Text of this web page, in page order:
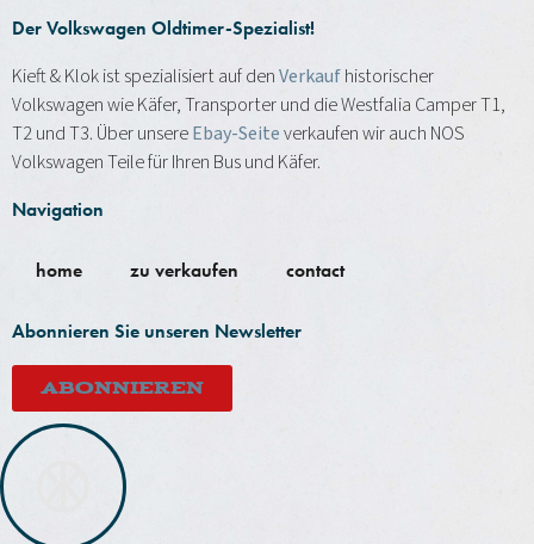
Der Volkswagen Oldtimer-Spezialist!
Kieft & Klok ist spezialisiert auf denVerkaufhistorischer
Volkswagen wie Käfer, Transporter und die Westfalia Camper T1,
T2 und T3. Über unsereEbay-Seiteverkaufen wir auch NOS
Volkswagen Teile für Ihren Bus und Käfer.
Navigation
home zu verkaufen contact
Abonnieren Sie unseren Newsletter
ABONNIEREN